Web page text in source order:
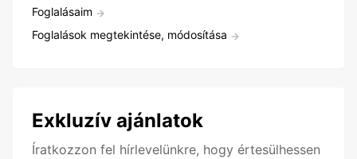
Foglalásaim
Foglalások megtekintése, módosítása
Exkluzív ajánlatok
Íratkozzon fel hírlevelünkre, hogy értesülhessen